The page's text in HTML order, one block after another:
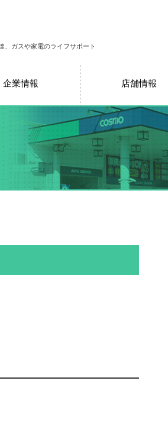
、ガスや家電のライフサポート
企業情報 店舗情報